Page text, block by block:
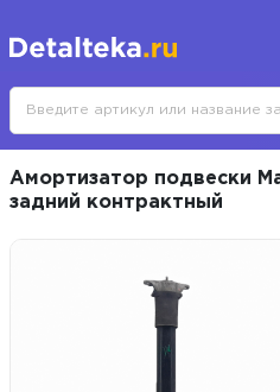
Амортизатор подвески
задний контрактный